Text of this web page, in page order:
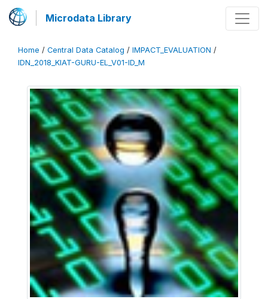
Microdata Library
Home / Central Data Catalog / IMPACT_EVALUATION /
IDN_2018_KIAT-GURU-EL_V01-ID_M